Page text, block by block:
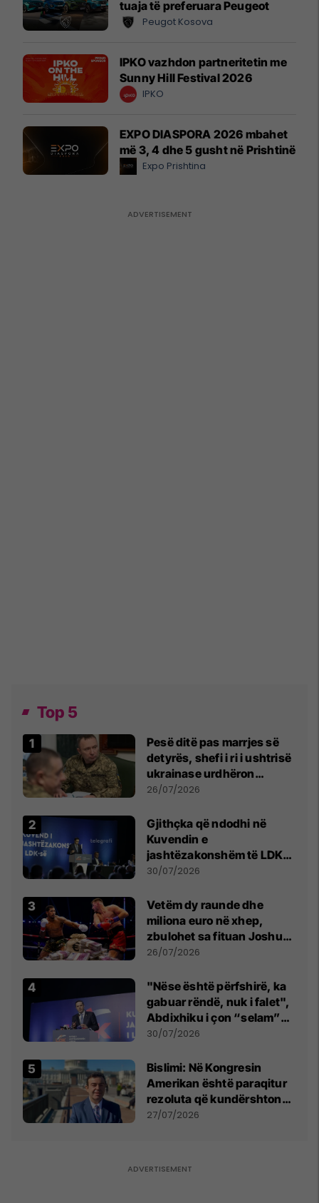
tuaja të preferuara Peugeot
Peugot Kosova
IPKO vazhdon partneritetin me
Sunny Hill Festival 2026
IPKO
EXPO DIASPORA 2026 mbahet
më 3, 4 dhe 5 gusht në Prishtinë
Expo Prishtina
Top 5
Pesë ditë pas marrjes së
detyrës, shefi i ri i ushtrisë
ukrainase urdhëron
kontroll të madh
26/07/2026
Gjithçka që ndodhi në
Kuvendin e
jashtëzakonshëm të LDK-
së
30/07/2026
Vetëm dy raunde dhe
miliona euro në xhep,
zbulohet sa fituan Joshua
e Prenga
26/07/2026
"Nëse është përfshirë, ka
gabuar rëndë, nuk i falet",
Abdixhiku i çon “selam”
Përparim Ramës
30/07/2026
Bislimi: Në Kongresin
Amerikan është paraqitur
rezoluta që kundërshton
mbajtjen e Asamblesë
27/07/2026